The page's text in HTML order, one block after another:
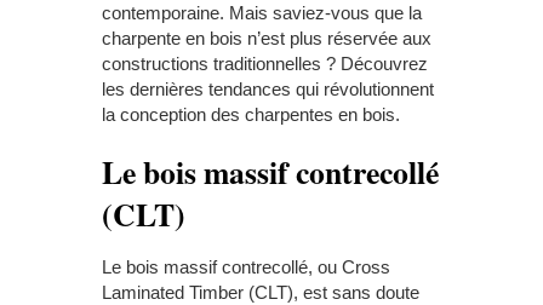
contemporaine. Mais saviez-vous que la
charpente en bois n’est plus réservée aux
constructions traditionnelles ? Découvrez
les dernières tendances qui révolutionnent
la conception des charpentes en bois.
Le bois massif contrecollé
(CLT)
Le bois massif contrecollé, ou Cross
Laminated Timber (CLT), est sans doute